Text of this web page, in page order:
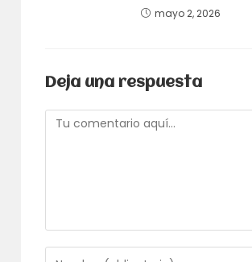
mayo 2, 2026
Deja una respuesta
Comentario